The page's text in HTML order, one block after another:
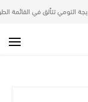
تتألق في القائمة الطويلة